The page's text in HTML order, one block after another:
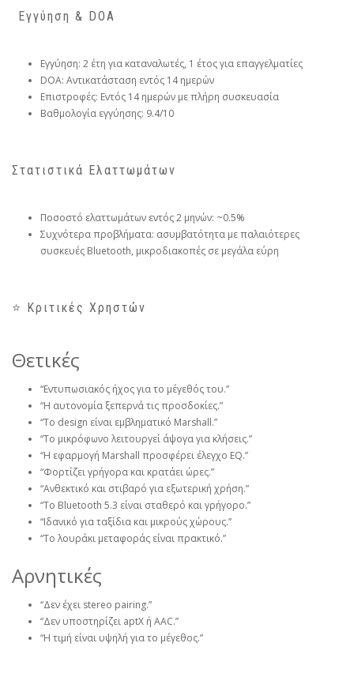
️ Εγγύηση & DOA
Εγγύηση: 2 έτη για καταναλωτές, 1 έτος για επαγγελματίες
DOA: Αντικατάσταση εντός 14 ημερών
Επιστροφές: Εντός 14 ημερών με πλήρη συσκευασία
Βαθμολογία εγγύησης: 9.4/10
Στατιστικά Ελαττωμάτων
Ποσοστό ελαττωμάτων εντός 2 μηνών: ~0.5%
Συχνότερα προβλήματα: ασυμβατότητα με παλαιότερες
συσκευές Bluetooth, μικροδιακοπές σε μεγάλα εύρη
⭐ Κριτικές Χρηστών
Θετικές
“Εντυπωσιακός ήχος για το μέγεθός του.”
“Η αυτονομία ξεπερνά τις προσδοκίες.”
“Το design είναι εμβληματικό Marshall.”
“Το μικρόφωνο λειτουργεί άψογα για κλήσεις.”
“Η εφαρμογή Marshall προσφέρει έλεγχο EQ.”
“Φορτίζει γρήγορα και κρατάει ώρες.”
“Ανθεκτικό και στιβαρό για εξωτερική χρήση.”
“Το Bluetooth 5.3 είναι σταθερό και γρήγορο.”
“Ιδανικό για ταξίδια και μικρούς χώρους.”
“Το λουράκι μεταφοράς είναι πρακτικό.”
Αρνητικές
“Δεν έχει stereo pairing.”
“Δεν υποστηρίζει aptX ή AAC.”
“Η τιμή είναι υψηλή για το μέγεθος.”